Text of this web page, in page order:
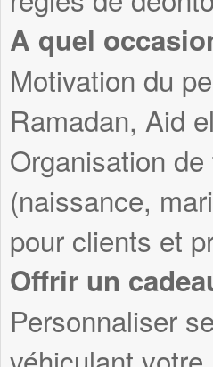
A quel
Motivation du
Ramadan, Aid
Organisation
(naissance,
pour clients et
Offrir un
Personnaliser